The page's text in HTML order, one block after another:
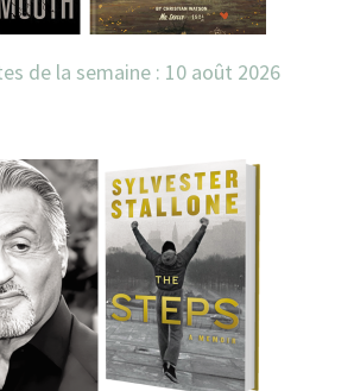
de la semaine : 10 août 2026